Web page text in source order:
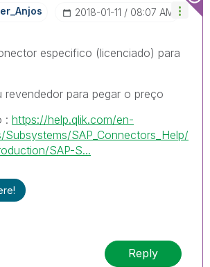
‎2018-01-11 08:07 AM
especifico (licenciado) para
revendedor para pegar o preço
: https://help.qlik.com/en-
SAP_Connectors_Help/
SAP-S...
Reply